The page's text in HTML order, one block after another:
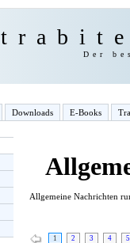
Der
Downloads E-Books
Allgemeine Nachrichten
1 2 3 4 5